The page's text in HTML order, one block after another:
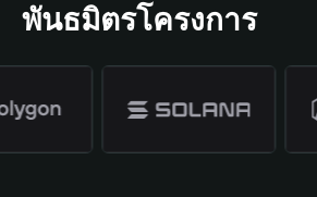
พันธมิตรโครงการ